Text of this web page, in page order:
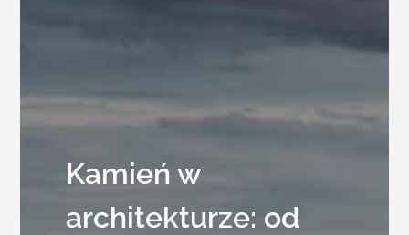
Kamień w
architekturze: od